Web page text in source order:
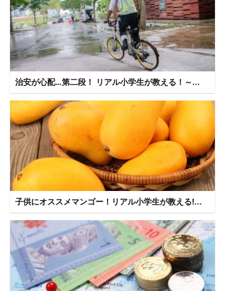
治安が心配…第二段！ リアル小学生が教える！～...
子供にオススメマンゴー！リアル小学生が教える!...